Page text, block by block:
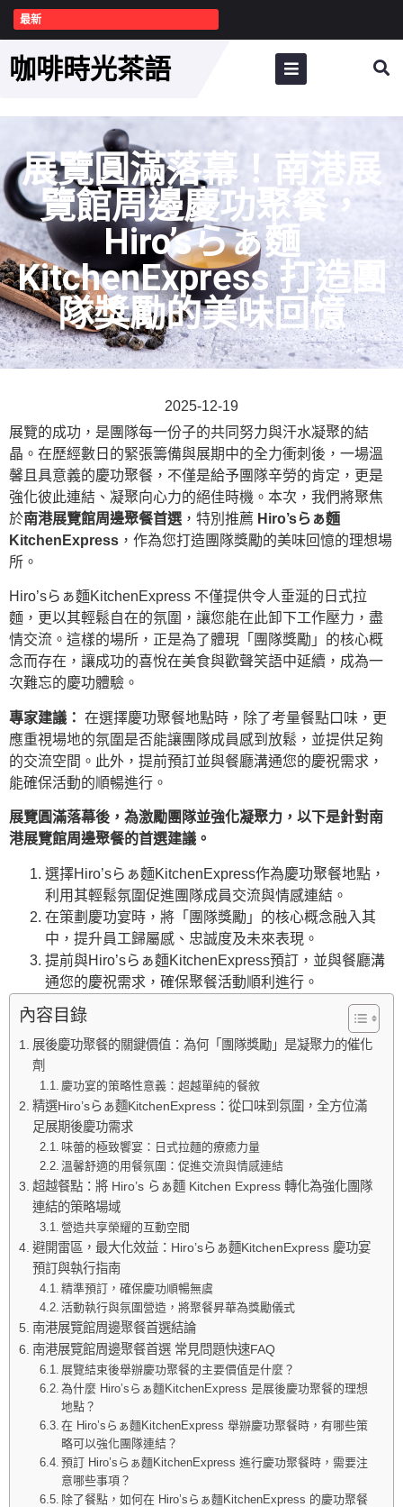
最新
咖啡時光茶語
展覽圓滿落幕！南港展
覽館周邊慶功聚餐，
Hiro’sらぁ麵
KitchenExpress 打造團
隊獎勵的美味回憶
2025-12-19
展覽的成功，是團隊每一份子的共同努力與汗水凝聚的結
晶。在歷經數日的緊張籌備與展期中的全力衝刺後，一場溫
馨且具意義的慶功聚餐，不僅是給予團隊辛勞的肯定，更是
強化彼此連結、凝聚向心力的絕佳時機。本次，我們將聚焦
於南港展覽館周邊聚餐首選 ，特別推薦 Hiro’sらぁ麵
KitchenExpress ，作為您打造團隊獎勵的美味回憶的理想場
所。
Hiro’sらぁ麵KitchenExpress 不僅提供令人垂涎的日式拉
麵，更以其輕鬆自在的氛圍，讓您能在此卸下工作壓力，盡
情交流。這樣的場所，正是為了體現「團隊獎勵」的核心概
念而存在，讓成功的喜悅在美食與歡聲笑語中延續，成為一
次難忘的慶功體驗。
專家建議： 在選擇慶功聚餐地點時，除了考量餐點口味，更
應重視場地的氛圍是否能讓團隊成員感到放鬆，並提供足夠
的交流空間。此外，提前預訂並與餐廳溝通您的慶祝需求，
能確保活動的順暢進行。
展覽圓滿落幕後，為激勵團隊並強化凝聚力，以下是針對南
港展覽館周邊聚餐的首選建議。
選擇Hiro’sらぁ麵KitchenExpress作為慶功聚餐地點，
利用其輕鬆氛圍促進團隊成員交流與情感連結。
在策劃慶功宴時，將「團隊獎勵」的核心概念融入其
中，提升員工歸屬感、忠誠度及未來表現。
提前與Hiro’sらぁ麵KitchenExpress預訂，並與餐廳溝
通您的慶祝需求，確保聚餐活動順利進行。
內容目錄
展後慶功聚餐的關鍵價值：為何「團隊獎勵」是凝聚力的催化
劑
慶功宴的策略性意義：超越單純的餐敘
精選Hiro’sらぁ麵KitchenExpress：從口味到氛圍，全方位滿
足展期後慶功需求
味蕾的極致饗宴：日式拉麵的療癒力量
溫馨舒適的用餐氛圍：促進交流與情感連結
超越餐點：將 Hiro’s らぁ麵 Kitchen Express 轉化為強化團隊
連結的策略場域
營造共享榮耀的互動空間
避開雷區，最大化效益：Hiro’sらぁ麵KitchenExpress 慶功宴
預訂與執行指南
精準預訂，確保慶功順暢無虞
活動執行與氛圍營造，將聚餐昇華為獎勵儀式
南港展覽館周邊聚餐首選結論
南港展覽館周邊聚餐首選 常見問題快速FAQ
展覽結束後舉辦慶功聚餐的主要價值是什麼？
為什麼 Hiro’sらぁ麵KitchenExpress 是展後慶功聚餐的理想
地點？
在 Hiro’sらぁ麵KitchenExpress 舉辦慶功聚餐時，有哪些策
略可以強化團隊連結？
預訂 Hiro’sらぁ麵KitchenExpress 進行慶功聚餐時，需要注
意哪些事項？
除了餐點，如何在 Hiro’sらぁ麵KitchenExpress 的慶功聚餐